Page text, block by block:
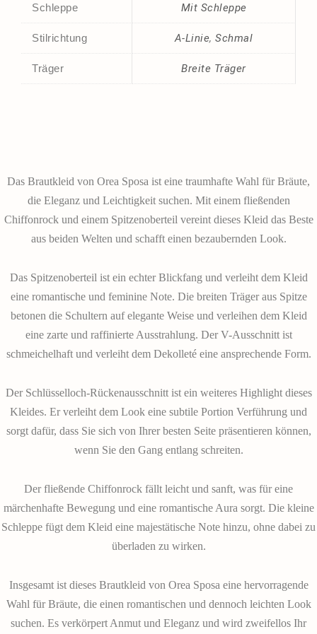
Schleppe Mit Schleppe
Stilrichtung A-Linie,Schmal
Träger Breite Träger
Das Brautkleid von Orea Sposa ist eine traumhafte Wahl für Bräute,
die Eleganz und Leichtigkeit suchen. Mit einem fließenden
Chiffonrock und einem Spitzenoberteil vereint dieses Kleid das Beste
aus beiden Welten und schafft einen bezaubernden Look.
Das Spitzenoberteil ist ein echter Blickfang und verleiht dem Kleid
eine romantische und feminine Note. Die breiten Träger aus Spitze
betonen die Schultern auf elegante Weise und verleihen dem Kleid
eine zarte und raffinierte Ausstrahlung. Der V-Ausschnitt ist
schmeichelhaft und verleiht dem Dekolleté eine ansprechende Form.
Der Schlüsselloch-Rückenausschnitt ist ein weiteres Highlight dieses
Kleides. Er verleiht dem Look eine subtile Portion Verführung und
sorgt dafür, dass Sie sich von Ihrer besten Seite präsentieren können,
wenn Sie den Gang entlang schreiten.
Der fließende Chiffonrock fällt leicht und sanft, was für eine
märchenhafte Bewegung und eine romantische Aura sorgt. Die kleine
Schleppe fügt dem Kleid eine majestätische Note hinzu, ohne dabei zu
überladen zu wirken.
Insgesamt ist dieses Brautkleid von Orea Sposa eine hervorragende
Wahl für Bräute, die einen romantischen und dennoch leichten Look
suchen. Es verkörpert Anmut und Eleganz und wird zweifellos Ihr